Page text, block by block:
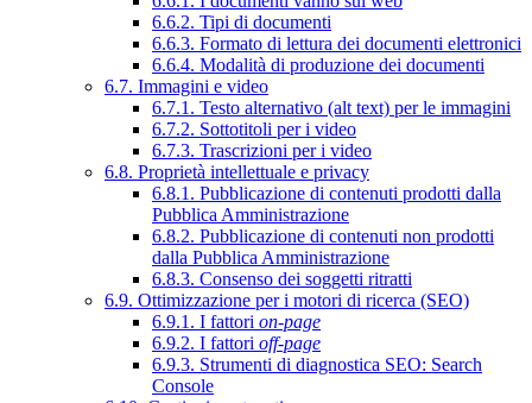
6.6.2. Tipi di documenti
6.6.3. Formato di lettura dei documenti elettronici
6.6.4. Modalità di produzione dei documenti
6.7. Immagini e video
6.7.1. Testo alternativo (alt text) per le immagini
6.7.2. Sottotitoli per i video
6.7.3. Trascrizioni per i video
6.8. Proprietà intellettuale e privacy
6.8.1. Pubblicazione di contenuti prodotti dalla
Pubblica Amministrazione
6.8.2. Pubblicazione di contenuti non prodotti
dalla Pubblica Amministrazione
6.8.3. Consenso dei soggetti ritratti
6.9. Ottimizzazione per i motori di ricerca (SEO)
6.9.1. I fattori on-page
6.9.2. I fattori off-page
6.9.3. Strumenti di diagnostica SEO: Search
Console